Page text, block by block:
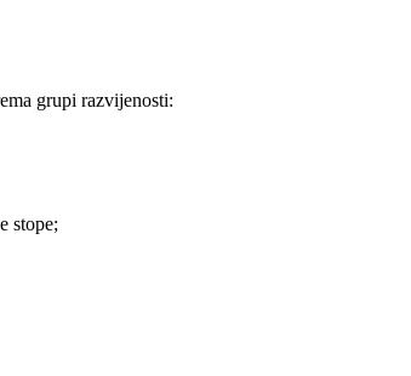
grupi razvijenosti:
stope;